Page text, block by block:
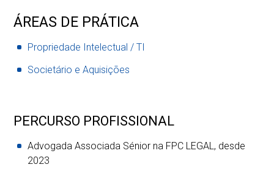
ÁREAS DE PRÁTICA
Propriedade Intelectual / TI
Societário e Aquisições
PERCURSO PROFISSIONAL
Advogada Associada Sénior na FPC LEGAL, desde
2023